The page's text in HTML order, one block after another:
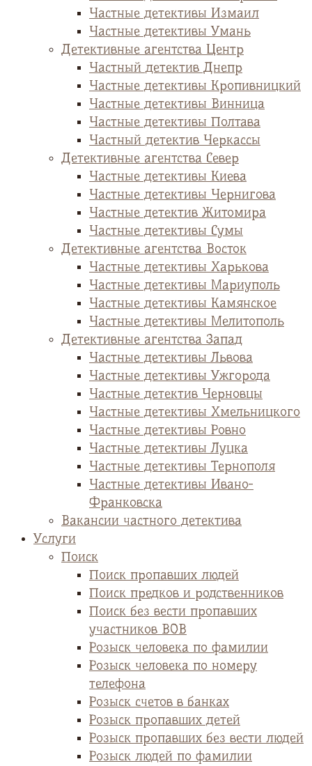
Частные детективы Измаил
Частные детективы Умань
Детективные агентства Центр
Частный детектив Днепр
Частные детективы Кропивницкий
Частные детективы Винница
Частные детективы Полтава
Частный детектив Черкассы
Детективные агентства Север
Частные детективы Киева
Частные детективы Чернигова
Частные детектив Житомира
Частные детективы Сумы
Детективные агентства Восток
Частные детективы Харькова
Частные детективы Мариуполь
Частные детективы Камянское
Частные детективы Мелитополь
Детективные агентства Запад
Частные детективы Львова
Частные детективы Ужгорода
Частные детектив Черновцы
Частные детективы Хмельницкого
Частные детективы Ровно
Частные детективы Луцка
Частные детективы Тернополя
Частные детективы Ивано-
Франковска
Вакансии частного детектива
Услуги
Поиск
Поиск пропавших людей
Поиск предков и родственников
Поиск без вести пропавших
участников ВОВ
Розыск человека по фамилии
Розыск человека по номеру
телефона
Розыск счетов в банках
Розыск пропавших детей
Розыск пропавших без вести людей
Розыск людей по фамилии